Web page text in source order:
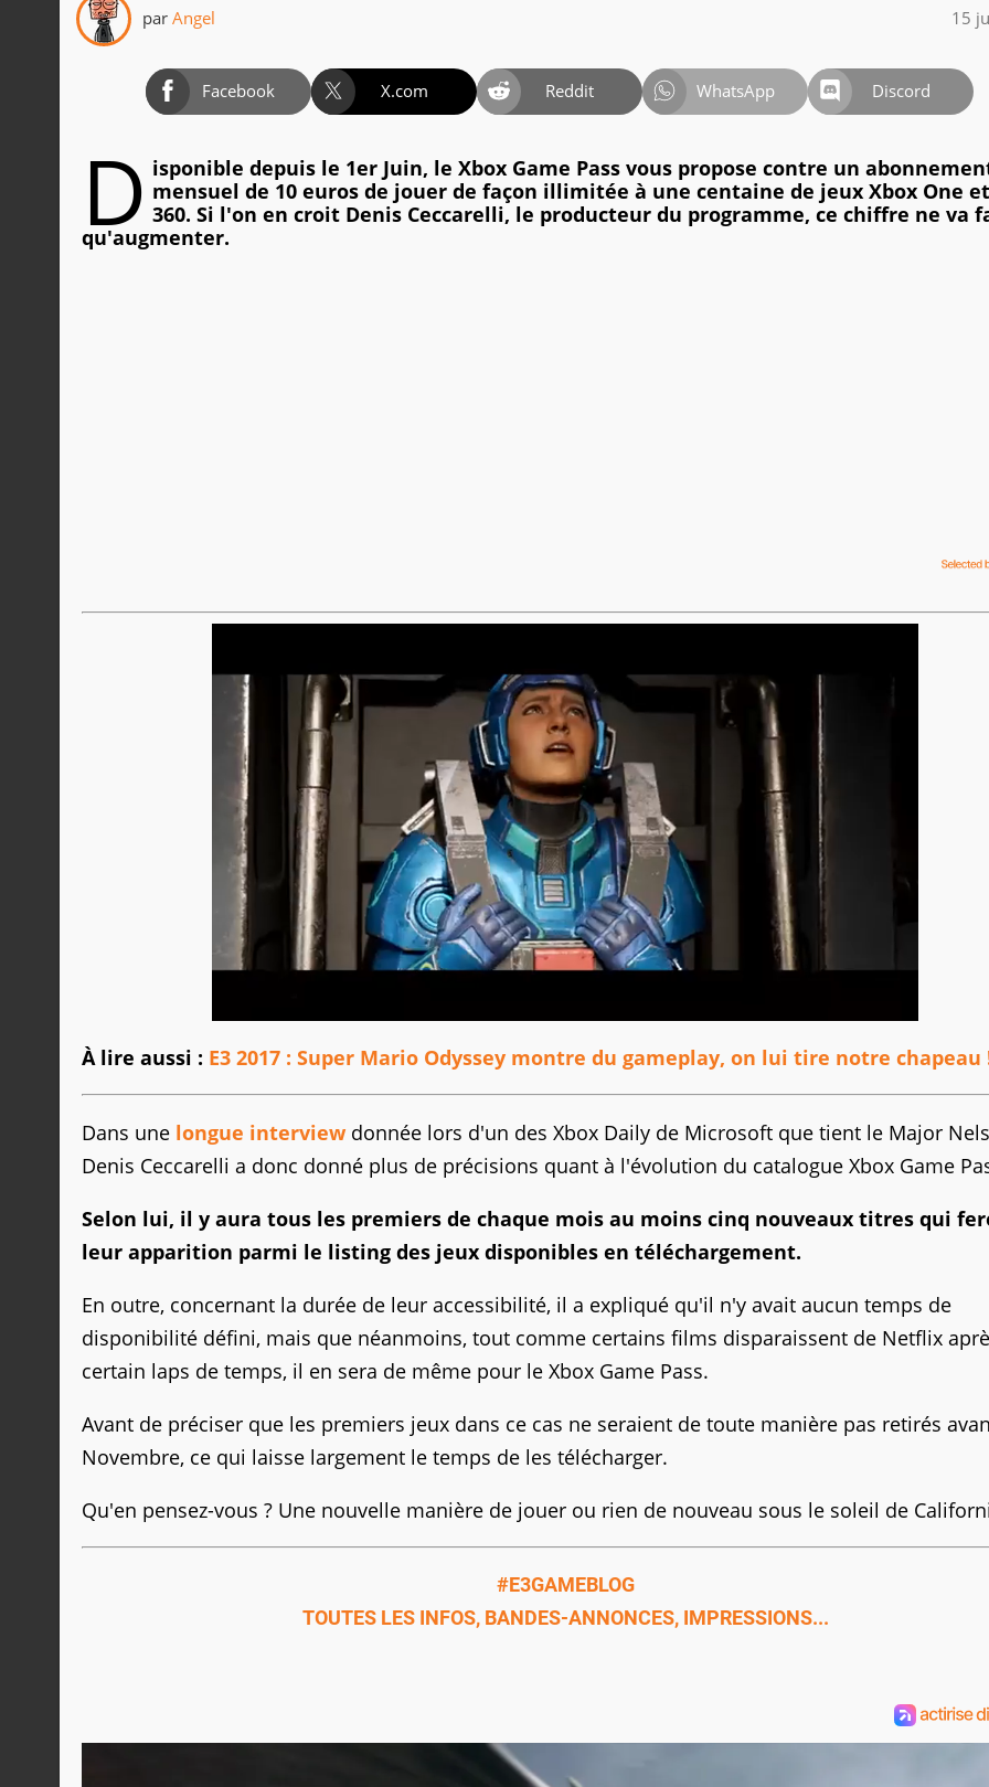
par Angel 15
Facebook X.com Reddit WhatsApp Discord
D isponible depuis le 1er Juin, le Xbox Game Pass vous propose contre un
mensuel de 10 euros de jouer de façon illimitée à une centaine de jeux Xbox One
360. Si l'on en croit Denis Ceccarelli, le producteur du programme, ce chiffre ne va
qu'augmenter.
À lire aussi : E3 2017 : Super Mario Odyssey montre du gameplay, on lui tire notre chapeau
Dans une longue interview donnée lors d'un des Xbox Daily de Microsoft que tient le Major
Denis Ceccarelli a donc donné plus de précisions quant à l'évolution du catalogue Xbox Game
Selon lui, il y aura tous les premiers de chaque mois au moins cinq nouveaux titres qui
leur apparition parmi le listing des jeux disponibles en téléchargement.
En outre, concernant la durée de leur accessibilité, il a expliqué qu'il n'y avait aucun temps de
disponibilité défini, mais que néanmoins, tout comme certains films disparaissent de Netflix
certain laps de temps, il en sera de même pour le Xbox Game Pass.
Avant de préciser que les premiers jeux dans ce cas ne seraient de toute manière pas retirés
Novembre, ce qui laisse largement le temps de les télécharger.
Qu'en pensez-vous ? Une nouvelle manière de jouer ou rien de nouveau sous le soleil de
#E3GAMEBLOG
TOUTES LES INFOS, BANDES-ANNONCES, IMPRESSIONS...